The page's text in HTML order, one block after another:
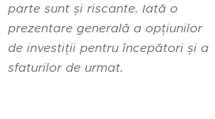
parte sunt și riscante. Iată o
prezentare generală a opțiunilor
de investiții pentru începători și a
sfaturilor de urmat.